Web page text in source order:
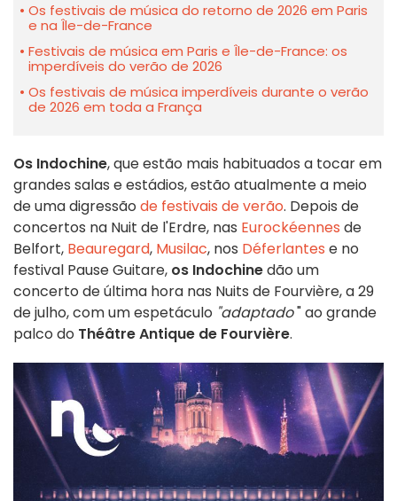
Os festivais de música do retorno de 2026 em Paris
e na Île-de-France
Festivais de música em Paris e Île-de-France: os
imperdíveis do verão de 2026
Os festivais de música imperdíveis durante o verão
de 2026 em toda a França
Os Indochine, que estão mais habituados a tocar em
grandes salas e estádios, estão atualmente a meio
de uma digressão de festivais de verão. Depois de
concertos na Nuit de l'Erdre, nas Eurockéennes de
Belfort, Beauregard, Musilac, nos Déferlantes e no
festival Pause Guitare, os Indochinedão um
concerto de última hora nas Nuits de Fourvière, a 29
de julho, com um espetáculo "adaptado" ao grande
palco do Théâtre Antique de Fourvière.